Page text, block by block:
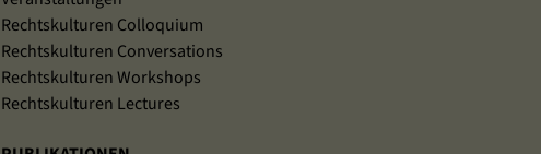
Rechtskulturen Colloquium
Rechtskulturen Conversations
Rechtskulturen Workshops
Rechtskulturen Lectures